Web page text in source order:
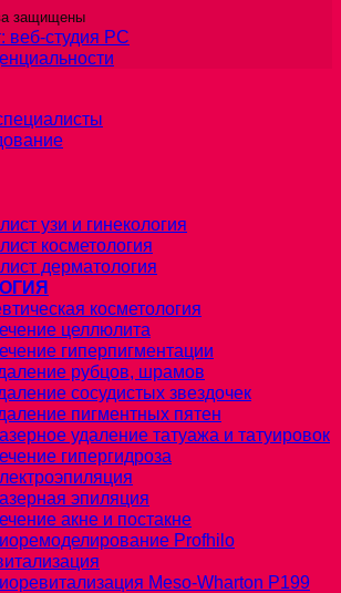
защищены
веб-студия РС
узи и гинекология
косметология
дерматология
косметология
целлюлита
гиперпигментации
рубцов, шрамов
сосудистых звездочек
пигментных пятен
удаление татуажа и татуировок
гипергидроза
эпиляция
акне и постакне
Profhilo
Meso-Wharton P199